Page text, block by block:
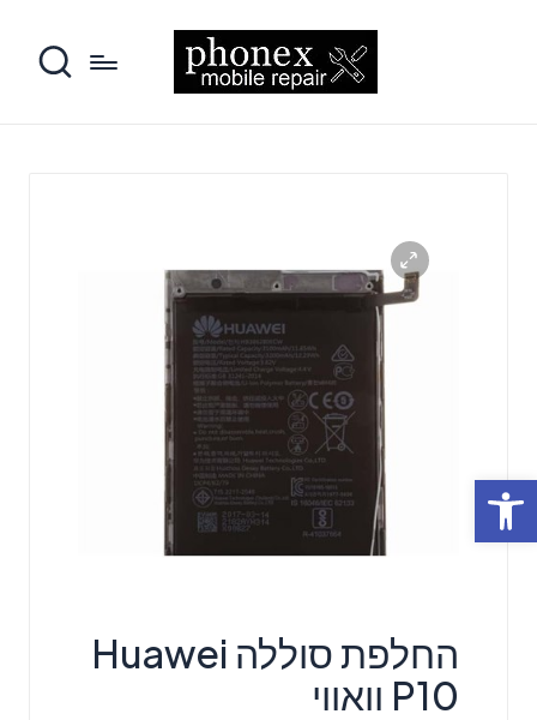
פתח סרגל נגישות
החלפת סוללה Huawei
P10 וואווי